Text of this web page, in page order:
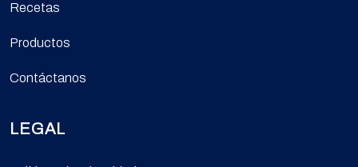
Recetas
Productos
Contáctanos
LEGAL